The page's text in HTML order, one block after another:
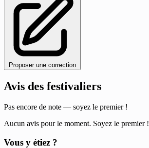
Proposer une correction
Avis des festivaliers
Pas encore de note — soyez le premier !
Aucun avis pour le moment. Soyez le premier !
Vous y étiez ?